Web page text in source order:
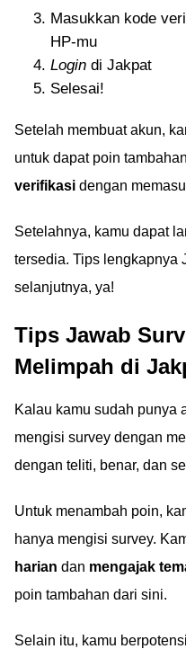
Masukkan kode
HP-mu
Login di Jakpat
Selesai!
Setelah membuat akun,
untuk dapat poin
verifikasi dengan
Setelahnya, kamu dapat
tersedia. Tips lengkapnya
selanjutnya, ya!
Tips Jawab
Melimpah di
Kalau kamu sudah punya
mengisi survey dengan
dengan teliti, benar, dan
Untuk menambah poin,
hanya mengisi survey.
harian dan mengajak
poin tambahan dari sini.
Selain itu, kamu